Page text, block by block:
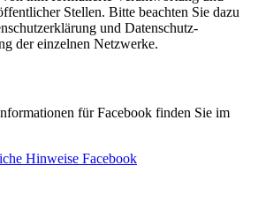
Stellen. Bitte beachten Sie dazu
und Datenschutz-
der einzelnen Netzwerke.
für Facebook finden Sie im
Hinweise Facebook